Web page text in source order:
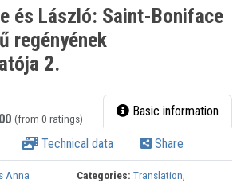
és László: Saint-Boniface
regényének
2.
(from 0 ratings) Basic information
Technical data Share
Anna Categories: Translation,